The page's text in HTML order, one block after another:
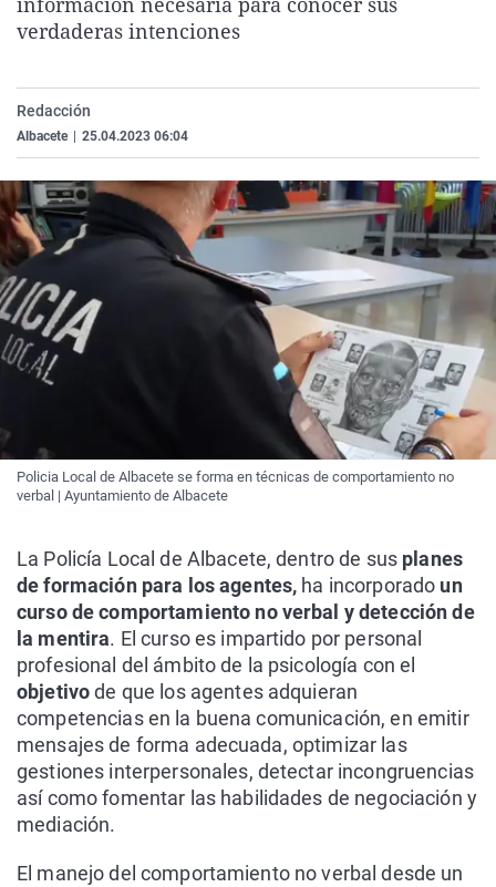
La rosa de los vientos
Como el perro y el
Caso
Equipo de
Extremadura
La Rioja
Virales
Elecciones
verdaderas intenciones
Redacción
Albacete 25.04.2023 06:04
Policia Local de Albacete se forma en técnicas de comportamiento no
verbal | Ayuntamiento de Albacete
La Policía Local de Albacete, dentro de sus planes
de formación para los agentes, ha incorporado un
curso de comportamiento no verbal y detección de
la mentira. El curso es impartido por personal
profesional del ámbito de la psicología con el
objetivode que los agentes adquieran
competencias en la buena comunicación, en emitir
mensajes de forma adecuada, optimizar las
gestiones interpersonales, detectar incongruencias
así como fomentar las habilidades de negociación y
mediación.
El manejo del comportamiento no verbal desde un